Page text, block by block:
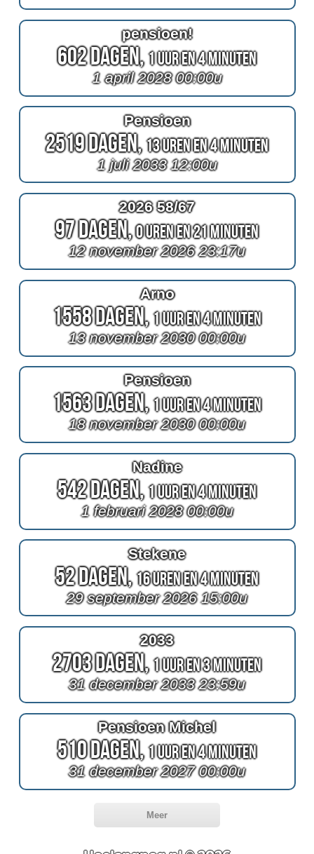
pensioen!
602 Dagen,1 Uur en 4 Minuten
1 april 2028 00:00u
Pensioen
2519 Dagen,13 Uren en 4 Minuten
1 juli 2033 12:00u
2026 58/67
97 Dagen,0 Uren en 21 Minuten
12 november 2026 23:17u
Arno
1558 Dagen,1 Uur en 4 Minuten
13 november 2030 00:00u
Pensioen
1563 Dagen,1 Uur en 4 Minuten
18 november 2030 00:00u
Nadine
542 Dagen,1 Uur en 4 Minuten
1 februari 2028 00:00u
Stekene
52 Dagen,16 Uren en 4 Minuten
29 september 2026 15:00u
2033
2703 Dagen,1 Uur en 3 Minuten
31 december 2033 23:59u
Pensioen Michel
510 Dagen,1 Uur en 4 Minuten
31 december 2027 00:00u
Meer